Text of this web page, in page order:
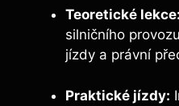
Teoretické lekce:
silničního
jízdy a právní
Praktické jízdy: